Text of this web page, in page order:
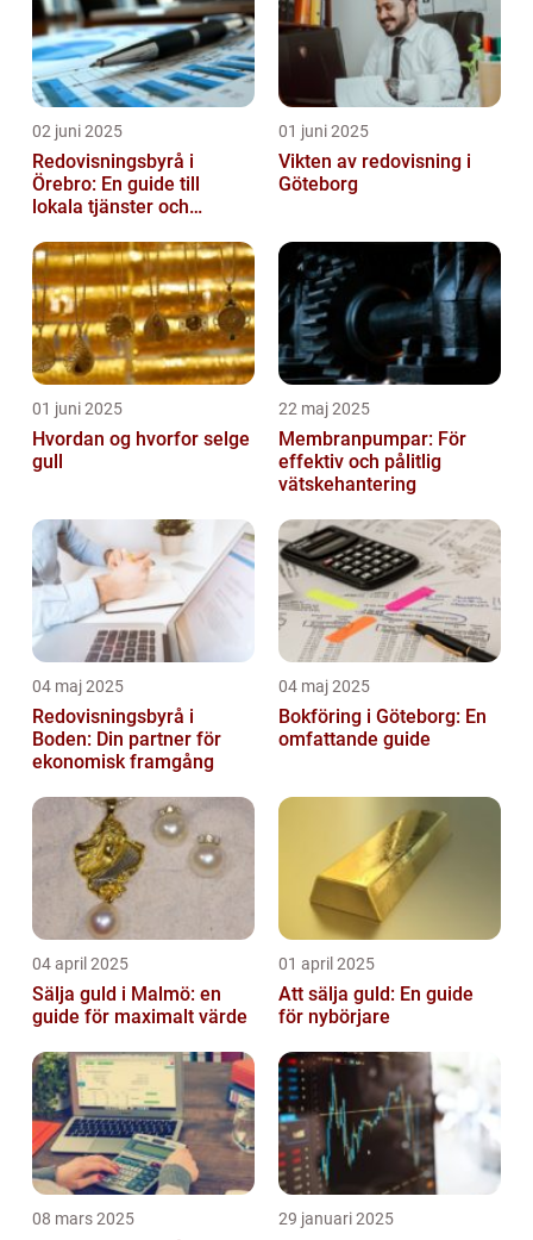
02 juni 2025
Redovisningsbyrå i
Örebro: En guide till
lokala tjänster och
01 juni 2025
Vikten av redovisning i
Göteborg
01 juni 2025
Hvordan og hvorfor selge
gull
22 maj 2025
Membranpumpar: För
effektiv och pålitlig
vätskehantering
04 maj 2025
Redovisningsbyrå i
Boden: Din partner för
ekonomisk framgång
04 maj 2025
Bokföring i Göteborg: En
omfattande guide
04 april 2025
Sälja guld i Malmö: en
guide för maximalt värde
01 april 2025
Att sälja guld: En guide
för nybörjare
08 mars 2025 29 januari 2025